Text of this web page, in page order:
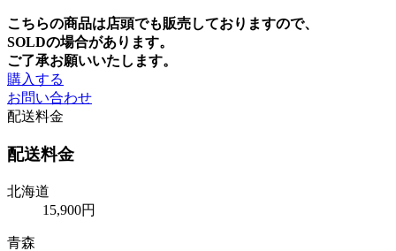
こちらの商品は店頭でも販売しておりますので、
SOLDの場合があります。
ご了承お願いいたします。
購入する
お問い合わせ
配送料金
配送料金
北海道
15,900円
青森